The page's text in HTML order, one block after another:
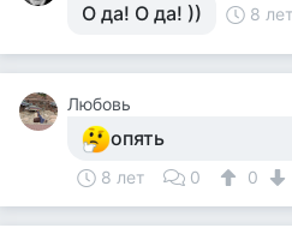
О да! О да! )) 8 лет
Любовь
опять
8 лет 0 0